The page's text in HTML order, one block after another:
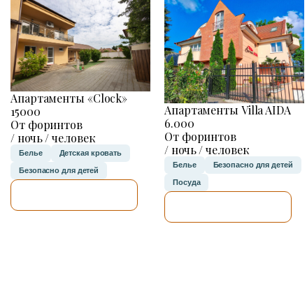
Апартаменты «Clock»
15000
От форинтов
/ ночь / человек
Белье Детская кровать
Безопасно для детей
Апартаменты Villa AIDA
6.000
От форинтов
/ ночь / человек
Белье Безопасно для детей
Посуда